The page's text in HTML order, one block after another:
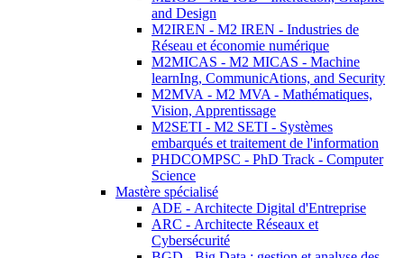
and Design
M2IREN - M2 IREN - Industries de
Réseau et économie numérique
M2MICAS - M2 MICAS - Machine
learnIng, CommunicAtions, and Security
M2MVA - M2 MVA - Mathématiques,
Vision, Apprentissage
M2SETI - M2 SETI - Systèmes
embarqués et traitement de l'information
PHDCOMPSC - PhD Track - Computer
Science
Mastère spécialisé
ADE - Architecte Digital d'Entreprise
ARC - Architecte Réseaux et
Cybersécurité